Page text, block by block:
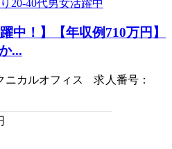
中！】【年収例710万円】
...
ニカルオフィス 求人番号：